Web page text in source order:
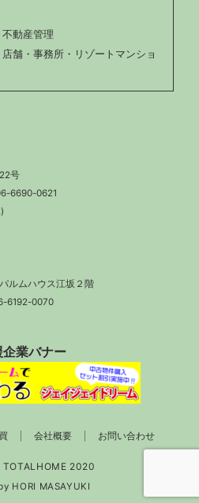
動産管理
舗・事務所・リゾートマンショ
号
6690-0621
ルムハウス江坂２階
6192-0070
企業バナー
会社概要 お問い合わせ